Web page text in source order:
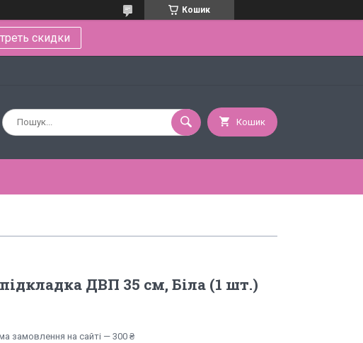
Кошик
скидки
Кошик
ДВП 35 см, Біла (1 шт.)
замовлення на сайті — 300 ₴